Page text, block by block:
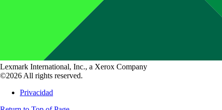
Lexmark International, Inc., a Xerox Company
©2026 All rights reserved.
Privacidad